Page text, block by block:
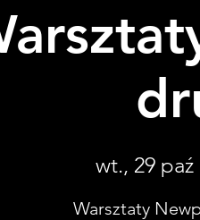
wt., 29 paź
Warsztaty